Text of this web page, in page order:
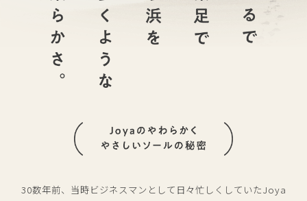
30数年前、当時ビジネスマンとして日々忙しくしていたJoya